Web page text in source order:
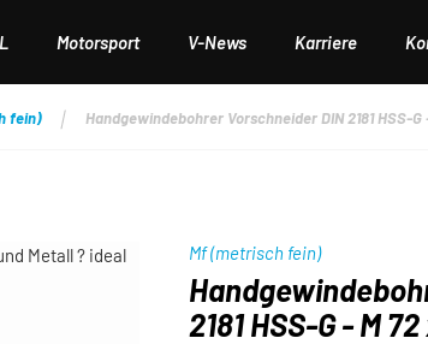
Motorsport V-News Karriere
fein) Handgewindebohrer Vorschneider DIN 2181 HSS-G
Mf (metrisch fein)
2181 HSS-G - M